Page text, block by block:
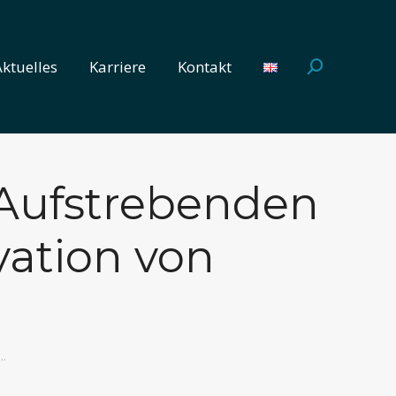
Karriere Kontakt Search:
von